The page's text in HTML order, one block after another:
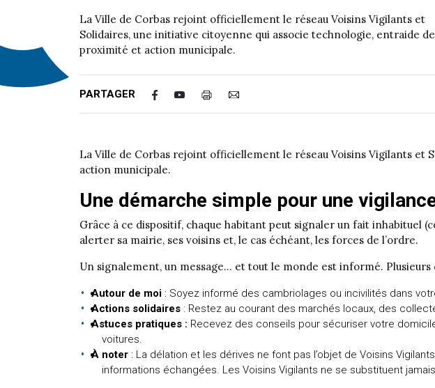
La Ville de Corbas rejoint officiellement le réseau Voisins Vigilants et
Solidaires, une initiative citoyenne qui associe technologie, entraide de
proximité et action municipale.
PARTAGER
La Ville de Corbas rejoint officiellement le réseau Voisins Vigilants
action municipale.
Une démarche simple pour une
Grâce à ce dispositif, chaque habitant peut signaler un fait inhabituel
alerter sa mairie, ses voisins et, le cas échéant, les forces de l’ordre.
Un signalement, un message… et tout le monde est informé. Plusieurs
Autour de moi : Soyez informé des cambriolages ou incivilités dans
Actions solidaires : Restez au courant des marchés locaux, des
Astuces pratiques : Recevez des conseils pour sécuriser votre
voitures.
À noter : La délation et les dérives ne font pas l’objet de Voisins
informations échangées. Les Voisins Vigilants ne se substituent